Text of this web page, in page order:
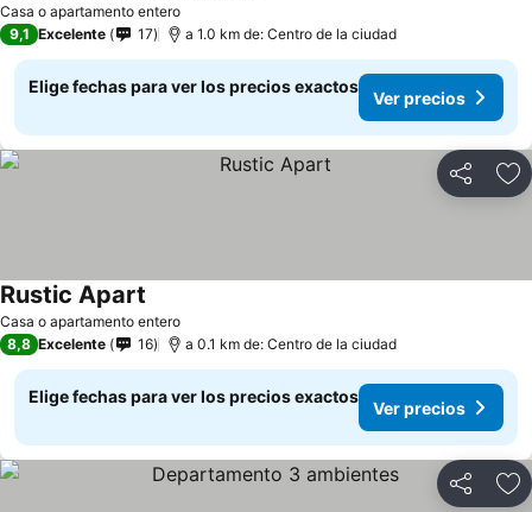
Casa o apartamento entero
9,1 Excelente 17 a 1.0 km de: Centro de la ciudad
Elige fechas para ver los precios exactos
Ver precios
Compartir
Casa o apartamento entero
Rustic Apart
8,8 Excelente 16 a 0.1 km de: Centro de la ciudad
Elige fechas para ver los precios exactos
Ver precios
Compartir